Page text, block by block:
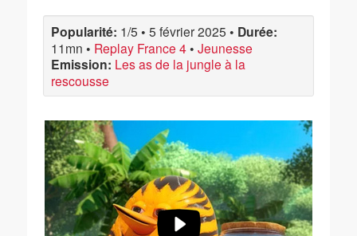
Popularité: 1/5 • 5 février 2025 • Durée:
11mn • Replay France 4 • Jeunesse
Emission: Les as de la jungle à la
rescousse